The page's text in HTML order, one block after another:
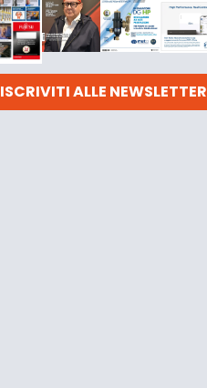
ISCRIVITI ALLE NEWSLETTER